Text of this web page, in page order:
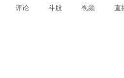
评论 斗股 视频 直